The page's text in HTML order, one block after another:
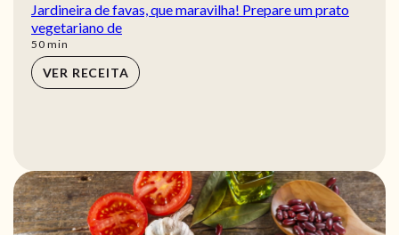
Jardineira de favas, que maravilha! Prepare um prato
vegetariano de
50min
min
VER RECEITA